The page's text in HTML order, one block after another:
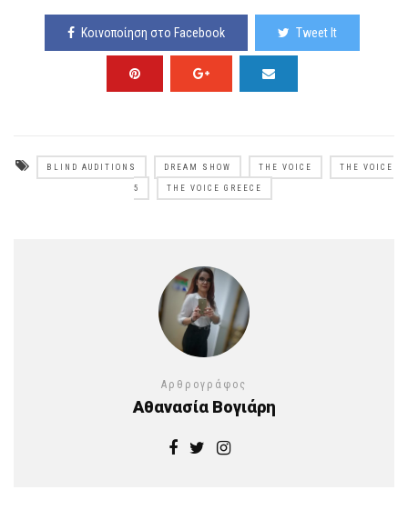
Κοινοποίηση στο Facebook Tweet It
BLIND AUDITIONS DREAM SHOW THE VOICE THE VOICE
5 THE VOICE GREECE
Αρθρογράφος
Αθανασία Βογιάρη